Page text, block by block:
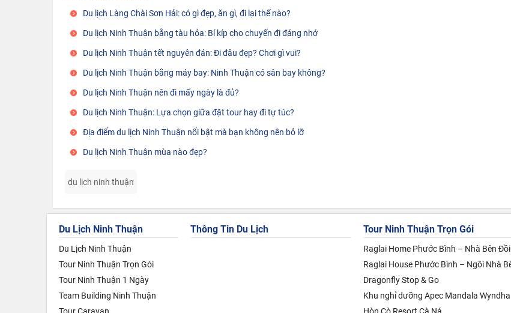
Du lịch Làng Chài Sơn Hải: có gì đẹp, ăn gì, đi lại thế nào?
Du lịch Ninh Thuận bằng tàu hỏa: Bí kíp cho chuyến đi đáng nhớ
Du lịch Ninh Thuận tết nguyên đán: Đi đâu đẹp? Chơi gì vui?
Du lịch Ninh Thuận bằng máy bay: Ninh Thuận có sân bay không?
Du lịch Ninh Thuận nên đi mấy ngày là đủ?
Du lịch Ninh Thuận: Lựa chọn giữa đặt tour hay đi tự túc?
Địa điểm du lịch Ninh Thuận nổi bật mà bạn không nên bỏ lỡ
Du lịch Ninh Thuận mùa nào đẹp?
du lịch ninh thuận
Du Lịch Ninh Thuận
Du Lịch Ninh Thuận
Tour Ninh Thuận Trọn Gói
Tour Ninh Thuận 1 Ngày
Team Building Ninh Thuận
Thông Tin Du Lịch Tour Ninh Thuận Trọn Gói
Raglai Home Phước Bình – Nhà Bên Đồi
Dragonfly Stop & Go